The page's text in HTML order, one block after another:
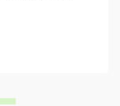
marquer,